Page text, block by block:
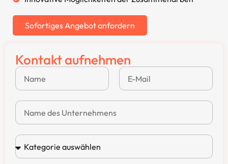
Sofortiges Angebot anfordern
Kontakt aufnehmen